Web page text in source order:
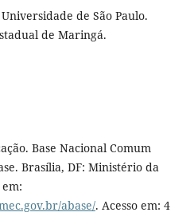
de São Paulo.
de Maringá.
Base Nacional Comum
Brasília, DF: Ministério da
abase/. Acesso em: 4